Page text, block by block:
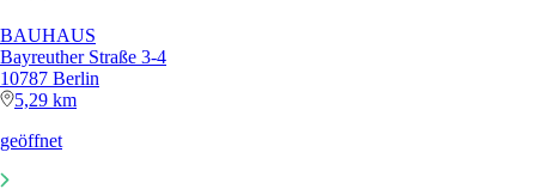
BAUHAUS
Bayreuther Straße 3-4
10787 Berlin
5,29 km
geöffnet